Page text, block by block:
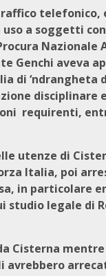
telefonico,
a soggetti
Nazionale
Genchi aveva
di ‘ndrangheta
disciplinare
requirenti,
utenze di
Italia, poi
in particolare
studio legale di
Cisterna